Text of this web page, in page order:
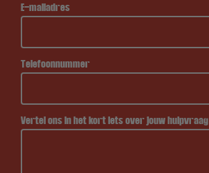
E-mailadres
Telefoonnummer
Vertel ons in het kort iets over jouw hulpvraag